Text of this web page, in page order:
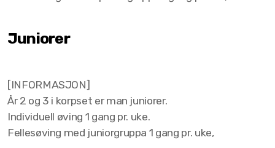
Juniorer
[INFORMASJON]
År 2 og 3 i korpset er man juniorer.
Individuell øving 1 gang pr. uke.
Fellesøving med juniorgruppa 1 gang pr. uke,